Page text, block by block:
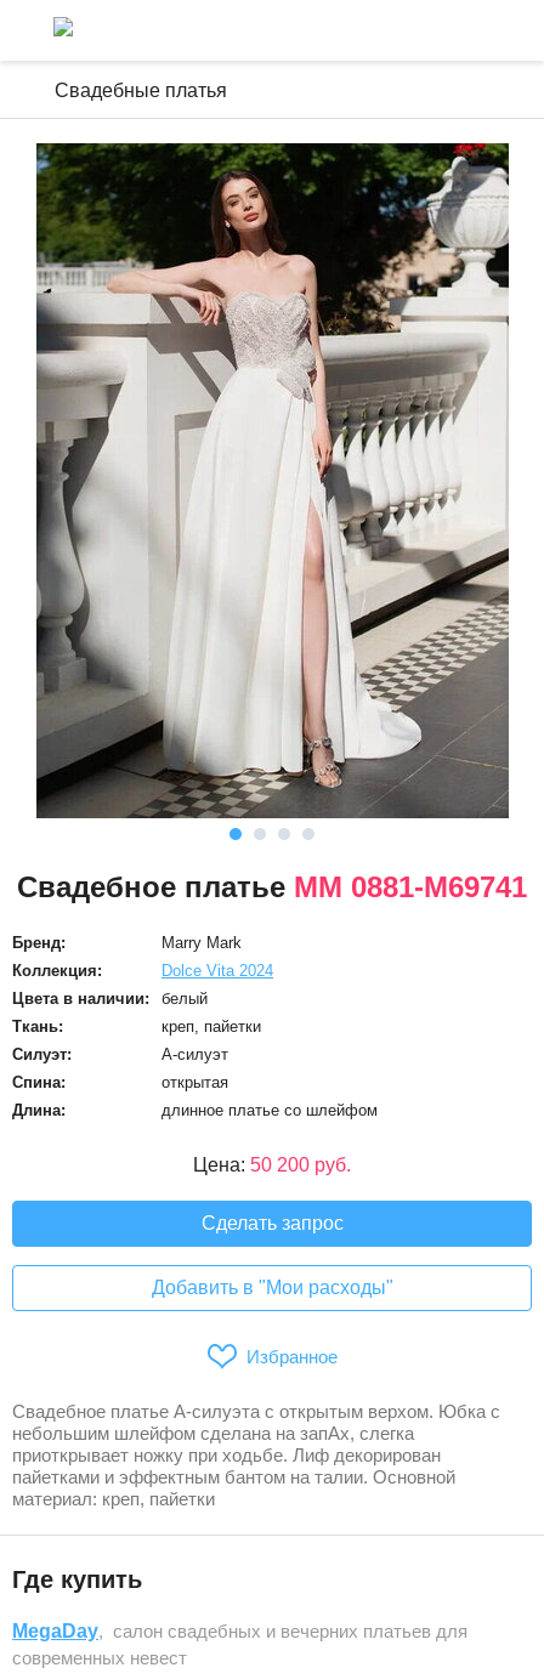
Свадебные платья
Свадебное платье ММ 0881-M69741
Бренд:
Marry Mark
Коллекция:
Dolce Vita 2024
Цвета в наличии:
белый
Ткань:
креп, пайетки
Силуэт:
А-силуэт
Спина:
открытая
Длина:
длинное платье со шлейфом
Цена: 50 200 руб.
Сделать запрос
Добавить в "Мои расходы"
Избранное
Свадебное платье А-силуэта с открытым верхом. Юбка с
небольшим шлейфом сделана на запАх, слегка
приоткрывает ножку при ходьбе. Лиф декорирован
пайетками и эффектным бантом на талии. Основной
материал: креп, пайетки
Где купить
MegaDay, салон свадебных и вечерних платьев для
современных невест